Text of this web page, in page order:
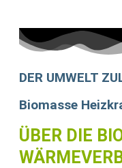
DER UMWELT
Biomasse
ÜBER DIE